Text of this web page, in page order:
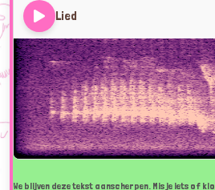
Lied
We blijven deze tekst aanscherpen. Mis je iets of